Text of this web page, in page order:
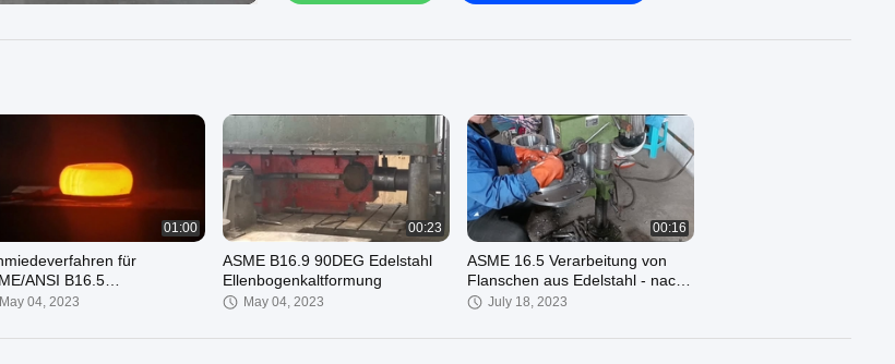
01:00
für
ANSI B16.5
Flansche
May 04, 2023
00:23
ASME B16.9 90DEG Edelstahl
Ellenbogenkaltformung
May 04, 2023
00:16
ASME 16.5 Verarbeitung von
Flanschen aus Edelstahl - nach
dem Schmieden, Bearbeiten und
Schrägen
July 18, 2023